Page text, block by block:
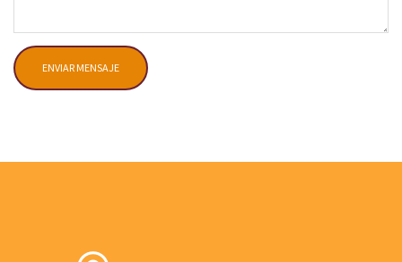
ENVIAR MENSAJE